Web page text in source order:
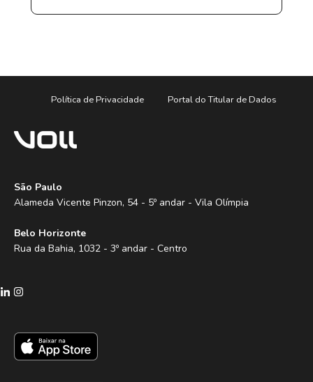
Política de Privacidade Portal do Titular de Dados
São Paulo
Alameda Vicente Pinzon, 54 - 5º andar - Vila Olímpia
Belo Horizonte
Rua da Bahia, 1032 - 3º andar - Centro